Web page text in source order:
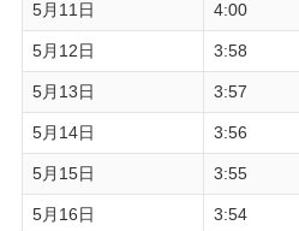
5月11日 4:00
5月12日 3:58
5月13日 3:57
5月14日 3:56
5月15日 3:55
5月16日 3:54